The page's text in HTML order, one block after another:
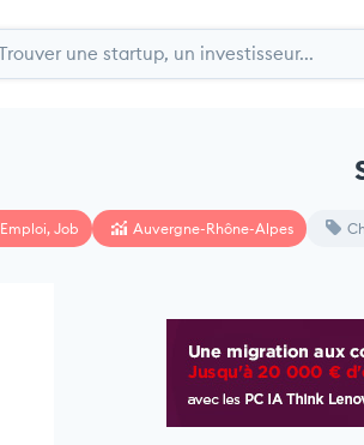
Emploi, Job Auvergne-Rhône-Alpes